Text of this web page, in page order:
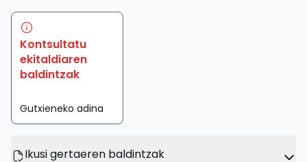
Kontsultatu
ekitaldiaren
baldintzak
Gutxieneko adina
Ikusi gertaeren baldintzak